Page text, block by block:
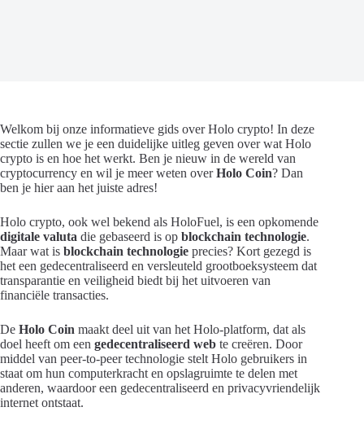
Welkom bij onze informatieve gids over Holo crypto! In deze
sectie zullen we je een duidelijke uitleg geven over wat Holo
crypto is en hoe het werkt. Ben je nieuw in de wereld van
cryptocurrency en wil je meer weten overHolo Coin? Dan
ben je hier aan het juiste adres!
Holo crypto, ook wel bekend als HoloFuel, is een opkomende
digitale valuta die gebaseerd is op blockchain technologie.
Maar wat is blockchain technologie precies? Kort gezegd is
het een gedecentraliseerd en versleuteld grootboeksysteem dat
transparantie en veiligheid biedt bij het uitvoeren van
financiële transacties.
De Holo Coin maakt deel uit van het Holo-platform, dat als
doel heeft om een gedecentraliseerd web te creëren. Door
middel van peer-to-peer technologie stelt Holo gebruikers in
staat om hun computerkracht en opslagruimte te delen met
anderen, waardoor een gedecentraliseerd en privacyvriendelijk
internet ontstaat.